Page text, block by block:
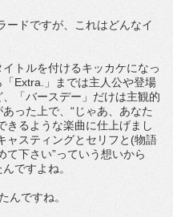
ードですが、これはどんなイ
トルを付けるキッカケになっ
Extra.」までは主人公や登場
「バースデー」だけは主観的
った上で、“じゃあ、あなた
きるような楽曲に仕上げまし
ャスティングとセリフと(物語
下さい”っていう想いから
ですよね。
んですね。